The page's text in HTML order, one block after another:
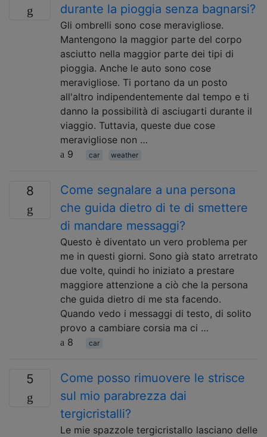
durante la pioggia senza bagnarsi?
Gli ombrelli sono cose meravigliose.
Mantengono la maggior parte del corpo
asciutto nella maggior parte dei tipi di
pioggia. Anche le auto sono cose
meravigliose. Ti portano da un posto
all'altro indipendentemente dal tempo e ti
danno la possibilità di asciugarti durante il
viaggio. Tuttavia, queste due cose
meravigliose non …
9
car weather
8
Come segnalare a una persona
che guida dietro di te di smettere
di mandare messaggi?
Questo è diventato un vero problema per
me in questi giorni. Sono già stato arretrato
due volte, quindi ho iniziato a prestare
maggiore attenzione a ciò che la persona
che guida dietro di me sta facendo.
Quando vedo i messaggi di testo, di solito
provo a cambiare corsia ma ci …
8
car
5
Come posso rimuovere le strisce
sul mio parabrezza dai
tergicristalli?
Le mie spazzole tergicristallo lasciano delle